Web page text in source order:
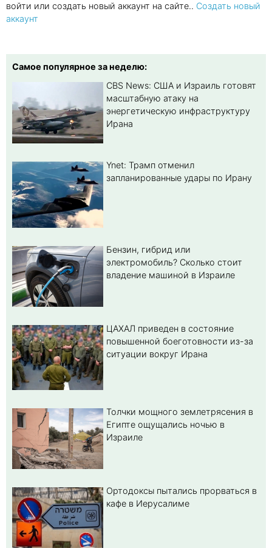
войти или создать новый аккаунт на сайте.. Создать новый
аккаунт
Самое популярное за неделю:
CBS News: США и Израиль готовят
масштабную атаку на
энергетическую инфраструктуру
Ирана
Ynet: Трамп отменил
запланированные удары по Ирану
Бензин, гибрид или
электромобиль? Cколько стоит
владение машиной в Израиле
ЦАХАЛ приведен в состояние
повышенной боеготовности из-за
ситуации вокруг Ирана
Толчки мощного землетрясения в
Египте ощущались ночью в
Израиле
Ортодоксы пытались прорваться в
кафе в Иерусалиме